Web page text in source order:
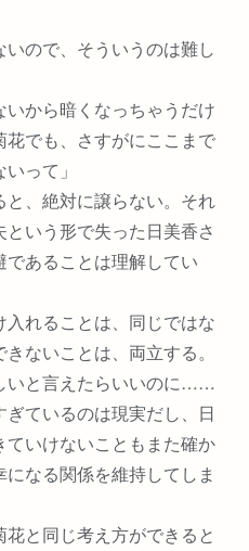
ので、そういうのは難し
いから暗くなっちゃうだけ
でも、さすがにここまで
って」
、絶対に譲らない。それ
いう形で失った日美香さ
あることは理解してい
れることは、同じではな
ないことは、両立する。
いと言えたらいいのに……
ているのは現実だし、日
いけないこともまた確か
なる関係を維持してしま
花と同じ考え方ができると